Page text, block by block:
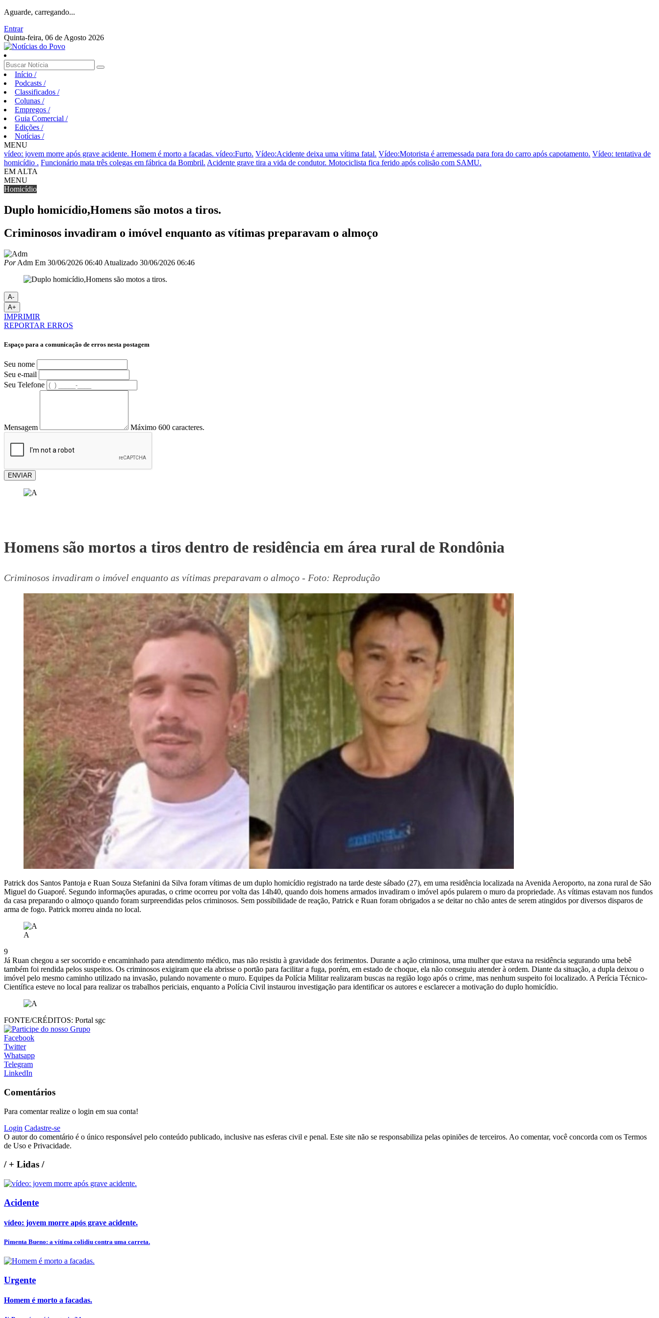
Aguarde, carregando...
Entrar
Quinta-feira, 06 de Agosto 2026
Início /
Podcasts /
Classificados /
Colunas /
Empregos /
Guia Comercial /
Edições /
Notícias /
MENU
vídeo: jovem morre após grave acidente. Homem é morto a facadas. vídeo:Furto. Vídeo:Acidente deixa uma vítima fatal. Vídeo:Motorista é arremessada para fora do carro após capotamento. Vídeo: tentativa de
homicídio . Funcionário mata três colegas em fábrica da Bombril. Acidente grave tira a vida de condutor. Motociclista fica ferido após colisão com SAMU.
EM ALTA
MENU
Homicídio
Duplo homicídio,Homens são motos a tiros.
Criminosos invadiram o imóvel enquanto as vítimas preparavam o almoço
PorAdm Em 30/06/2026 06:40 Atualizado 30/06/2026 06:46
A-
A+
IMPRIMIR
REPORTAR ERROS
Espaço para a comunicação de erros nesta postagem
Seu nome
Seu e-mail
Seu Telefone
Mensagem Máximo 600 caracteres.
ENVIAR
Homens são mortos a tiros dentro de residência em área rural de Rondônia
Criminosos invadiram o imóvel enquanto as vítimas preparavam o almoço - Foto: Reprodução
Patrick dos Santos Pantoja e Ruan Souza Stefanini da Silva foram vítimas de um duplo homicídio registrado na tarde deste sábado (27), em uma residência localizada na Avenida Aeroporto, na zona rural de São
Miguel do Guaporé. Segundo informações apuradas, o crime ocorreu por volta das 14h40, quando dois homens armados invadiram o imóvel após pularem o muro da propriedade. As vítimas estavam nos fundos
da casa preparando o almoço quando foram surpreendidas pelos criminosos. Sem possibilidade de reação, Patrick e Ruan foram obrigados a se deitar no chão antes de serem atingidos por diversos disparos de
arma de fogo. Patrick morreu ainda no local.
A
9
Já Ruan chegou a ser socorrido e encaminhado para atendimento médico, mas não resistiu à gravidade dos ferimentos. Durante a ação criminosa, uma mulher que estava na residência segurando uma bebê
também foi rendida pelos suspeitos. Os criminosos exigiram que ela abrisse o portão para facilitar a fuga, porém, em estado de choque, ela não conseguiu atender à ordem. Diante da situação, a dupla deixou o
imóvel pelo mesmo caminho utilizado na invasão, pulando novamente o muro. Equipes da Polícia Militar realizaram buscas na região logo após o crime, mas nenhum suspeito foi localizado. A Perícia Técnico-
Científica esteve no local para realizar os trabalhos periciais, enquanto a Polícia Civil instaurou investigação para identificar os autores e esclarecer a motivação do duplo homicídio.
FONTE/CRÉDITOS: Portal sgc
Facebook
Twitter
Whatsapp
Telegram
LinkedIn
Comentários
Para comentar realize o login em sua conta!
Login Cadastre-se
O autor do comentário é o único responsável pelo conteúdo publicado, inclusive nas esferas civil e penal. Este site não se responsabiliza pelas opiniões de terceiros. Ao comentar, você concorda com os Termos
de Uso e Privacidade.
/+ Lidas /
Acidente
vídeo: jovem morre após grave acidente.
Pimenta Bueno: a vítima colidiu contra uma carreta.
Urgente
Homem é morto a facadas.